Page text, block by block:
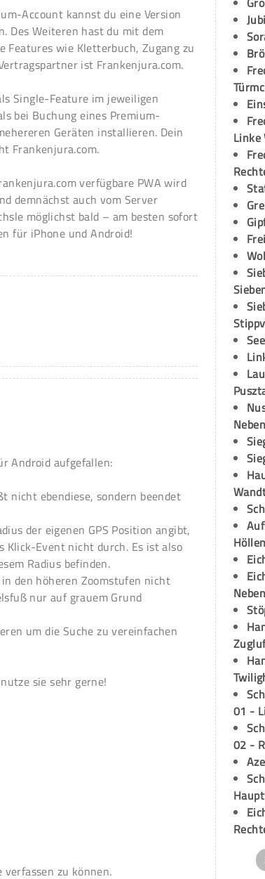
Account kannst du eine Version
Des Weiteren hast du mit dem
wie Kletterbuch, Zugang zu
ist Frankenjura.com.
Single-Feature im jeweiligen
bei Buchung eines Premium-
Geräten installieren. Dein
Frankenjura.com.
verfügbare PWA wird
demnächst auch vom Server
möglichst bald – am besten sofort
für iPhone und Android!
Android aufgefallen:
nicht ebendiese, sondern beendet
der eigenen GPS Position angibt,
Klick-Event nicht durch. Es ist also
Radius befinden.
den höheren Zoomstufen nicht
nur auf grauem Grund
um die Suche zu vereinfachen
sie sehr gerne!
zu können.
Linke
01 -
02 -